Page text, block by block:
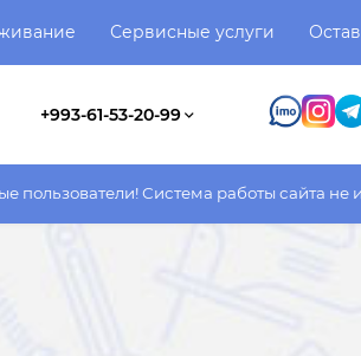
Сервисные услуги
+993-61-53-20-99
Система работы сайта не имеет